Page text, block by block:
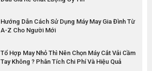
Hướng Dẫn Cách Sử Dụng Máy May Gia Đình Từ
A-Z Cho Người Mới
Tổ Hợp May Nhỏ Thì Nên Chọn Máy Cắt Vải Cầm
Tay Không ? Phân Tích Chi Phí Và Hiệu Quả